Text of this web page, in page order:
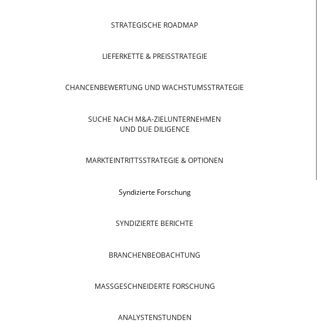
STRATEGISCHE ROADMAP
LIEFERKETTE & PREISSTRATEGIE
CHANCENBEWERTUNG UND WACHSTUMSSTRATEGIE
SUCHE NACH M&A-ZIELUNTERNEHMEN
UND DUE DILIGENCE
MARKTEINTRITTSSTRATEGIE & OPTIONEN
Syndizierte Forschung
SYNDIZIERTE BERICHTE
BRANCHENBEOBACHTUNG
MASSGESCHNEIDERTE FORSCHUNG
ANALYSTENSTUNDEN